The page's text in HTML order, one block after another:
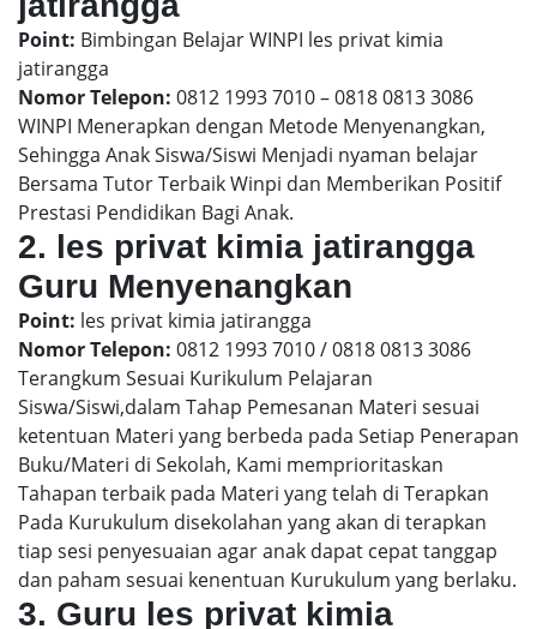
Point: Bimbingan Belajar WINPI les privat kimia
jatirangga
Nomor Telepon: 0812 1993 7010 – 0818 0813 3086
WINPI Menerapkan dengan Metode Menyenangkan,
Sehingga Anak Siswa/Siswi Menjadi nyaman belajar
Bersama Tutor Terbaik Winpi dan Memberikan Positif
Prestasi Pendidikan Bagi Anak.
2. les privat kimia jatirangga
Guru Menyenangkan
Point: les privat kimia jatirangga
Nomor Telepon: 0812 1993 7010 / 0818 0813 3086
Terangkum Sesuai Kurikulum Pelajaran
Siswa/Siswi,dalam Tahap Pemesanan Materi sesuai
ketentuan Materi yang berbeda pada Setiap Penerapan
Buku/Materi di Sekolah, Kami memprioritaskan
Tahapan terbaik pada Materi yang telah di Terapkan
Pada Kurukulum disekolahan yang akan di terapkan
tiap sesi penyesuaian agar anak dapat cepat tanggap
dan paham sesuai kenentuan Kurukulum yang berlaku.
3. Guru les privat kimia